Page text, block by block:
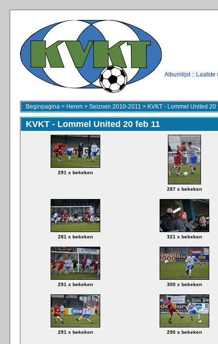
Albumlijst:: Laatste
Beginpagina > Heren > Seizoen 2010-2011 > KVKT - Lommel United 20
KVKT - Lommel United 20 feb 11
291 x bekeken
287 x bekeken
281 x bekeken 321 x bekeken
291 x bekeken 300 x bekeken
291 x bekeken 290 x bekeken